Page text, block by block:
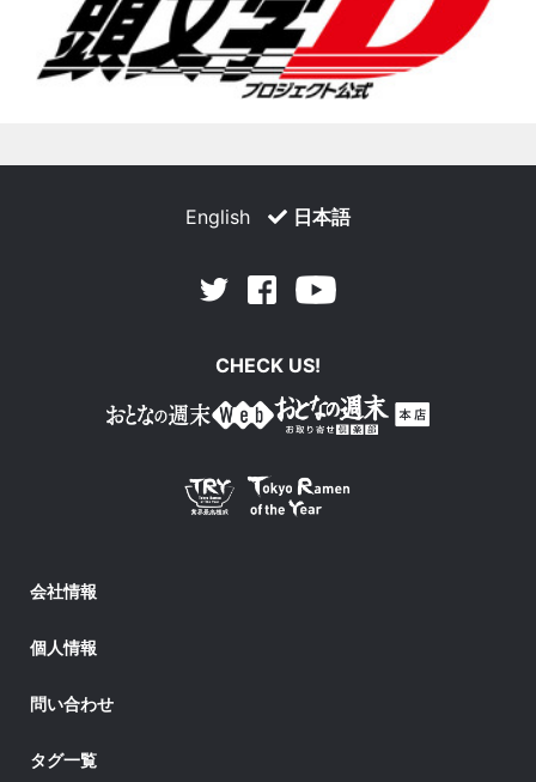
English 日本語
Twitter Facebook
CHECK US!
会社情報
個人情報
問い合わせ
タグ一覧